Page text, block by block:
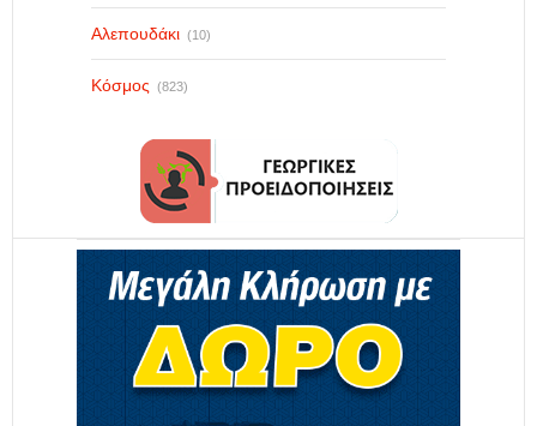
Αλεπουδάκι (10)
Κόσμος (823)